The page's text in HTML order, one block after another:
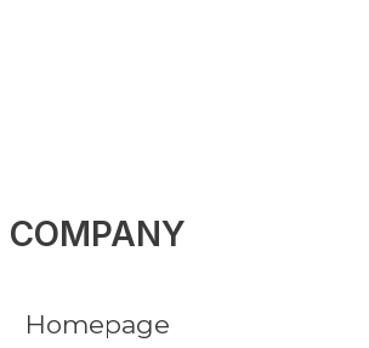
COMPANY
Homepage